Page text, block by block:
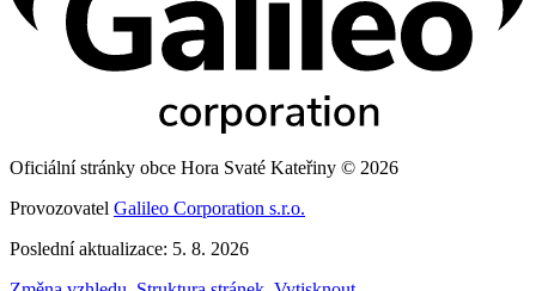
Oficiální stránky obce Hora Svaté Kateřiny © 2026
Provozovatel Galileo Corporation s.r.o.
Poslední aktualizace: 5. 8. 2026